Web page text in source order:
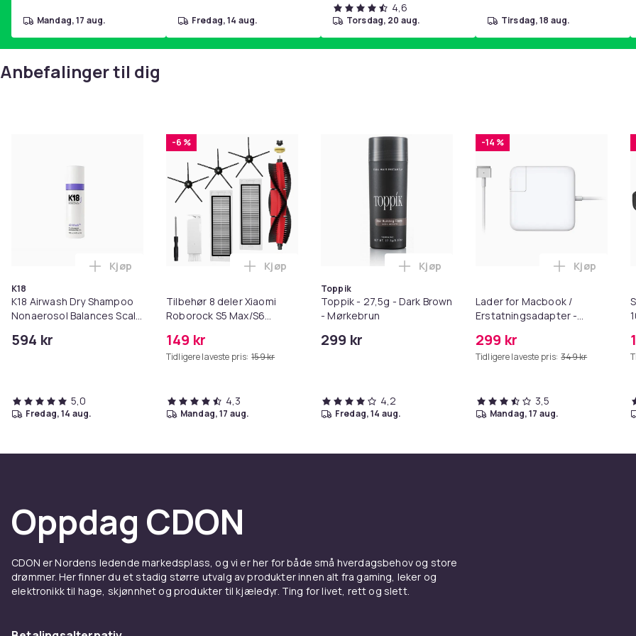
mandag, 17 aug. fredag, 14 aug.
4,6
torsdag, 20 aug. tirsdag, 18 aug.
Anbefalinger til dig
K18
K18 Airwash Dry Shampoo
Nonaerosol Balances Scalp
594 kr
Legg K18 Airwash Dry Shampoo Nonaerosol Balances Scalp & Controls Excess Oil i handlekurven
Kjøp
5,0
fredag, 14 aug.
-6 %
Tilbehør 8 deler Xiaomi
Roborock S5 Max/S6
MAXV/S50/S51/S55/S5/S60/S65/S6
149 kr
Tidligere laveste pris: 159 kr
Legg Tilbehør 8 deler Xiaomi Roborock S5 Max/S6 Pure/S6 MAXV/S50/
Kjøp
4,3
mandag, 17 aug.
Toppik
Toppik - 27,5g - Dark Brown
- Mørkebrun
299 kr
Legg Toppik - 27,5g - Dark Brown -
Kjøp
4,2
fredag, 14 aug.
-14 %
Lader for Macbook /
Erstatningsadapter -
299 kr
Tidligere laveste pris: 349 kr
Legg Lader
Kjøp
3,5
mandag, 17 aug.
Oppdag CDON
CDON er Nordens ledende markedsplass, og vi er her for både små hverdagsbehov og store
drømmer. Her finner du et stadig større utvalg av produkter innen alt fra gaming, leker og
elektronikk til hage, skjønnhet og produkter til kjæledyr. Ting for livet, rett og slett.